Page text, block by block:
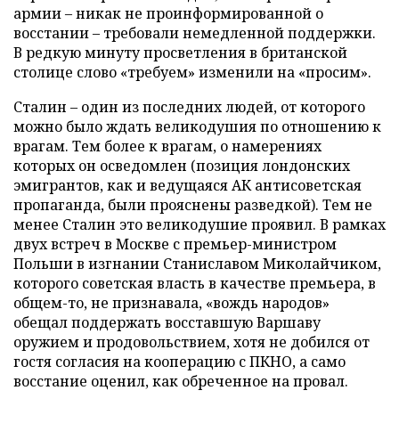
армии – никак не проинформированной о
восстании – требовали немедленной поддержки.
В редкую минуту просветления в британской
столице слово «требуем» изменили на «просим».
Сталин – один из последних людей, от которого
можно было ждать великодушия по отношению к
врагам. Тем более к врагам, о намерениях
которых он осведомлен (позиция лондонских
эмигрантов, как и ведущаяся АК антисоветская
пропаганда, были прояснены разведкой). Тем не
менее Сталин это великодушие проявил. В рамках
двух встреч в Москве с премьер-министром
Польши в изгнании Станиславом Миколайчиком,
которого советская власть в качестве премьера, в
общем-то, не признавала, «вождь народов»
обещал поддержать восставшую Варшаву
оружием и продовольствием, хотя не добился от
гостя согласия на кооперацию с ПКНО, а само
восстание оценил, как обреченное на провал.